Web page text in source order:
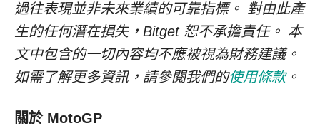
過往表現並非未來業績的可靠指標。
對由此產
生的任何潛在損失， Bitget 恕不承擔責任。 本
文中包含的一切內容均不應被視為財務建議。
如需了解更多資訊，請參閱我們的使用條款。
關於MotoGP